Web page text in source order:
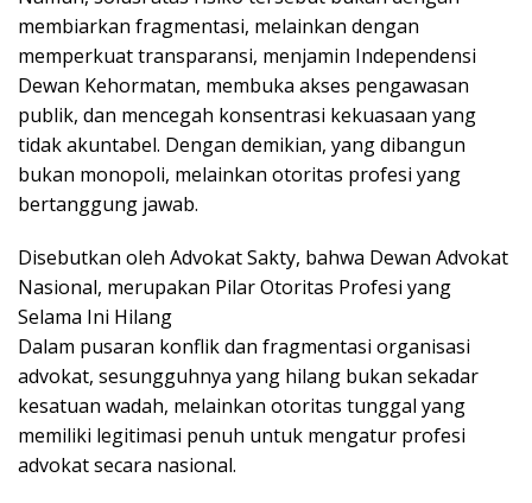
membiarkan fragmentasi, melainkan dengan
memperkuat transparansi, menjamin Independensi
Dewan Kehormatan, membuka akses pengawasan
publik, dan mencegah konsentrasi kekuasaan yang
tidak akuntabel. Dengan demikian, yang dibangun
bukan monopoli, melainkan otoritas profesi yang
bertanggung jawab.
Disebutkan oleh Advokat Sakty, bahwa Dewan Advokat
Nasional, merupakan Pilar Otoritas Profesi yang
Selama Ini Hilang
Dalam pusaran konflik dan fragmentasi organisasi
advokat, sesungguhnya yang hilang bukan sekadar
kesatuan wadah, melainkan otoritas tunggal yang
memiliki legitimasi penuh untuk mengatur profesi
advokat secara nasional.